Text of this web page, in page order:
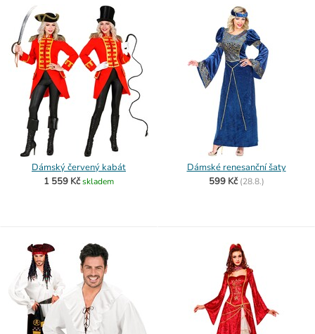
Dámský červený kabát
1 559 Kčskladem
Dámské renesanční šaty
599 Kč (28.8.)